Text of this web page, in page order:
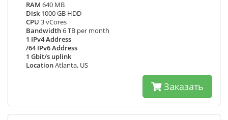
RAM 640 MB
Disk 1000 GB HDD
CPU 3 vCores
Bandwidth6 TB per month
1 IPv4 Address
/64 IPv6 Address
1 Gbit/s uplink
LocationAtlanta, US
Заказать